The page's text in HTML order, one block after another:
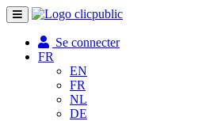
Toggle
navigation
Se connecter
FR
EN
FR
NL
DE